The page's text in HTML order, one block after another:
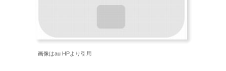
画像はau HPより引用